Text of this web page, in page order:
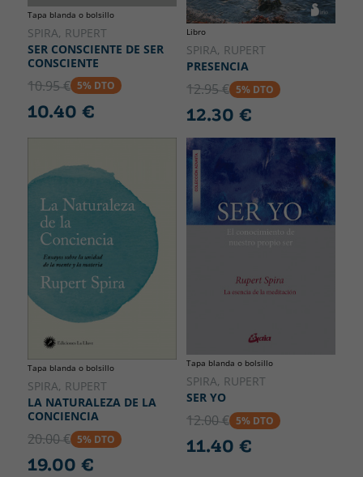
Tapa blanda o bolsillo
SPIRA, RUPERT
SER CONSCIENTE DE SER
CONSCIENTE
10.95 € 5% DTO
10.40 €
Libro
SPIRA, RUPERT
PRESENCIA
12.95 € 5% DTO
12.30 €
Tapa blanda o bolsillo
SPIRA, RUPERT
LA NATURALEZA DE LA
CONCIENCIA
20.00 € 5% DTO
19.00 €
Tapa blanda o bolsillo
SPIRA, RUPERT
SER YO
12.00 € 5% DTO
11.40 €